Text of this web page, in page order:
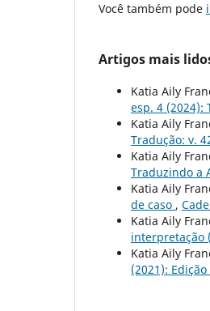
Você também pode
Artigos mais
Katia Aily
esp. 4 (2024):
Katia Aily
Tradução: v.
Katia Aily
Traduzindo a
Katia Aily
de caso ,
Katia Aily
interpretação
Katia Aily
(2021):